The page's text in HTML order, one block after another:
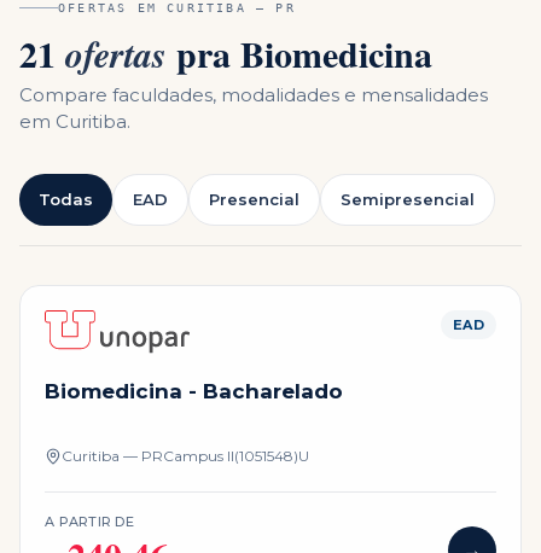
OFERTAS EMCURITIBA — PR
21 ofertas praBiomedicina
Compare faculdades, modalidades e mensalidades
em Curitiba.
Todas EAD Presencial Semipresencial
EAD
Biomedicina - Bacharelado
Curitiba — PRCampus II(1051548)U
A PARTIR DE